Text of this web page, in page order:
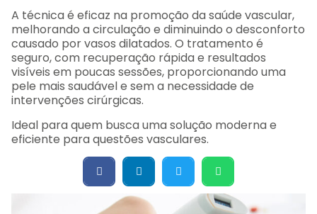
A técnica é eficaz na promoção da saúde vascular,
melhorando a circulação e diminuindo o desconforto
causado por vasos dilatados. O tratamento é
seguro, com recuperação rápida e resultados
visíveis em poucas sessões, proporcionando uma
pele mais saudável e sem a necessidade de
intervenções cirúrgicas.
Ideal para quem busca uma solução moderna e
eficiente para questões vasculares.